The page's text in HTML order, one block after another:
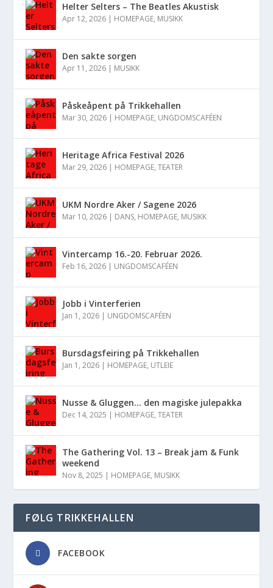
Helter Selters – The Beatles Akustisk
Apr 12, 2026 | HOMEPAGE, MUSIKK
Den sakte sorgen
Apr 11, 2026 | MUSIKK
Påskeåpent på Trikkehallen
Mar 30, 2026 | HOMEPAGE, UNGDOMSCAFÉEN
Heritage Africa Festival 2026
Mar 29, 2026 | HOMEPAGE,TEATER
UKM Nordre Aker / Sagene 2026
Mar 10, 2026 | DANS, HOMEPAGE, MUSIKK
Vintercamp 16.-20. Februar 2026.
Feb 16, 2026 | UNGDOMSCAFÉEN
Jobb i Vinterferien
Jan 1, 2026 | UNGDOMSCAFÉEN
Bursdagsfeiring på Trikkehallen
Jan 1, 2026 | HOMEPAGE, UTLEIE
Nusse & Gluggen… den magiske julepakka
Dec 14, 2025 | HOMEPAGE,TEATER
The Gathering Vol. 13 – Break jam & Funk
weekend
Nov 8, 2025 | HOMEPAGE, MUSIKK
FØLG TRIKKEHALLEN
FACEBOOK